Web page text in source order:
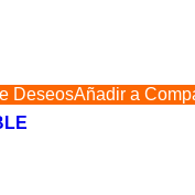
DeseosAñadir a